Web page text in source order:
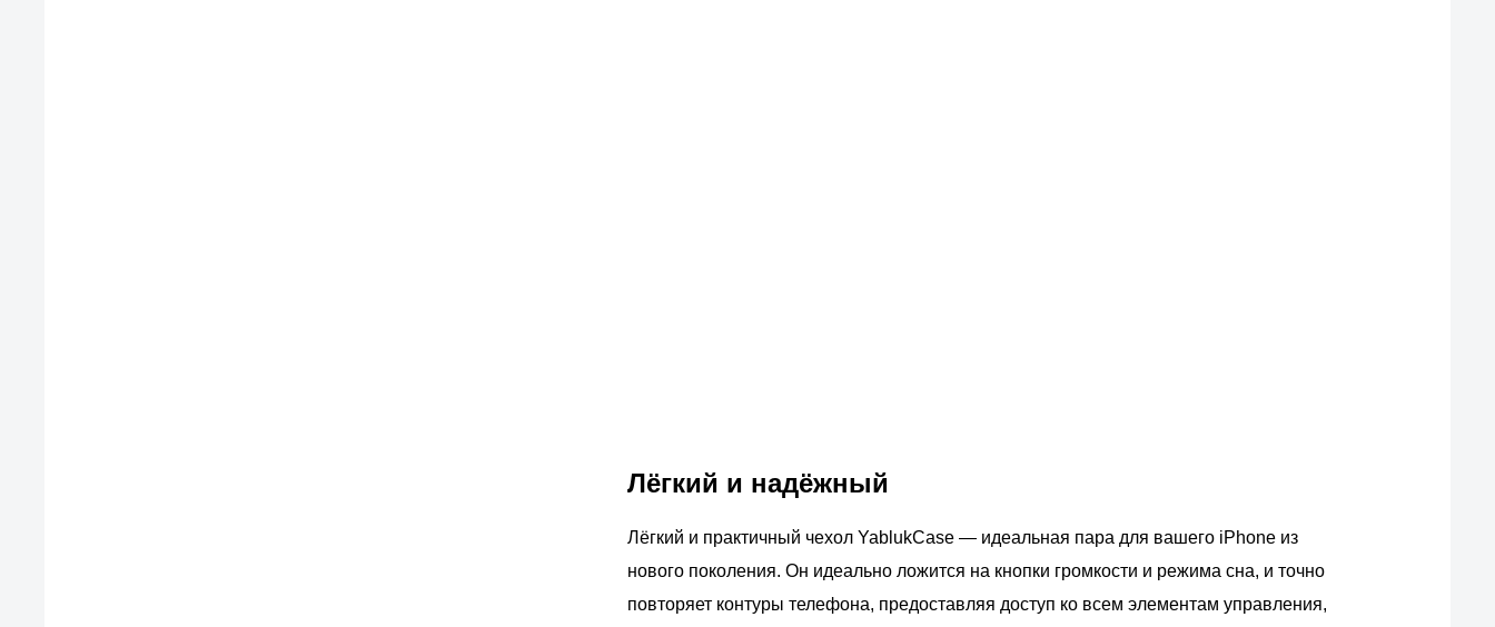
Лёгкий и надёжный
Лёгкий и практичный чехол YablukCase — идеальная пара для вашего iPhone из
нового поколения. Он идеально ложится на кнопки громкости и режима сна, и точно
повторяет контуры телефона, предоставляя доступ ко всем элементам управления,